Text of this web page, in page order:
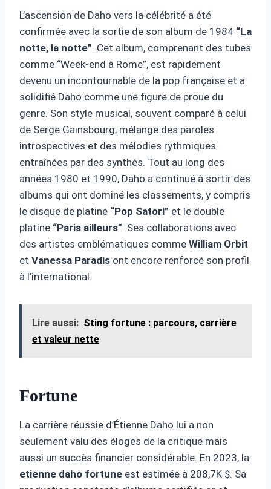
L’ascension de Daho vers la célébrité a été
confirmée avec la sortie de son album de 1984 “La
notte, la notte”. Cet album, comprenant des tubes
comme “Week-end à Rome”, est rapidement
devenu un incontournable de la pop française et a
solidifié Daho comme une figure de proue du
genre. Son style musical, souvent comparé à celui
de Serge Gainsbourg, mélange des paroles
introspectives et des mélodies rythmiques
entraînées par des synthés. Tout au long des
années 1980 et 1990, Daho a continué à sortir des
albums qui ont dominé les classements, y compris
le disque de platine “Pop Satori” et le double
platine “Paris ailleurs”. Ses collaborations avec
des artistes emblématiques comme William Orbit
et Vanessa Paradis ont encore renforcé son profil
à l’international.
Lire aussi: Sting fortune : parcours, carrière
et valeur nette
Fortune
La carrière réussie d’Étienne Daho lui a non
seulement valu des éloges de la critique mais
aussi un succès financier considérable. En 2023, la
etienne daho fortune est estimée à 208,7K $. Sa